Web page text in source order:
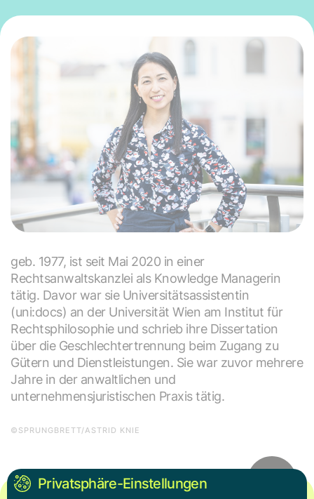
geb. 1977, ist seit Mai 2020 in einer
Rechtsanwaltskanzlei als Knowledge Managerin
tätig. Davor war sie Universitätsassistentin
(uni:docs) an der Universität Wien am Institut für
Rechtsphilosophie und schrieb ihre Dissertation
über die Geschlechtertrennung beim Zugang zu
Gütern und Dienstleistungen. Sie war zuvor mehrere
Jahre in der anwaltlichen und
unternehmensjuristischen Praxis tätig.
©SPRUNGBRETT/ASTRID KNIE
Privatsphäre-Einstellungen